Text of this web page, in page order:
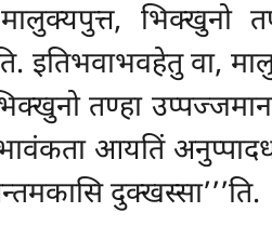
भिक्खुनो
इतिभवाभवहेतु वा,
तण्हा
आयतिं
दुक्खस्सा’’’ति.